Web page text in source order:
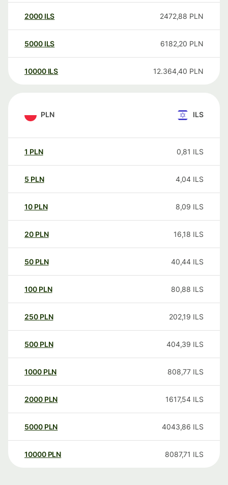
2000 ILS 2472,88 PLN
5000 ILS 6182,20 PLN
10000 ILS 12.364,40 PLN
PLN ILS
1 PLN 0,81 ILS
5 PLN 4,04 ILS
10 PLN 8,09 ILS
20 PLN 16,18 ILS
50 PLN 40,44 ILS
100 PLN 80,88 ILS
250 PLN 202,19 ILS
500 PLN 404,39 ILS
1000 PLN 808,77 ILS
2000 PLN 1617,54 ILS
5000 PLN 4043,86 ILS
10000 PLN 8087,71 ILS